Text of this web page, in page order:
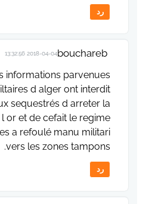
رد
bouchareb
2018-04-04 13:32:56
informations parvenues
d alger ont interdit
sequestrés d arreter la
or et de cefait le regime
a refoulé manu militari
vers les zones tampons.
رد